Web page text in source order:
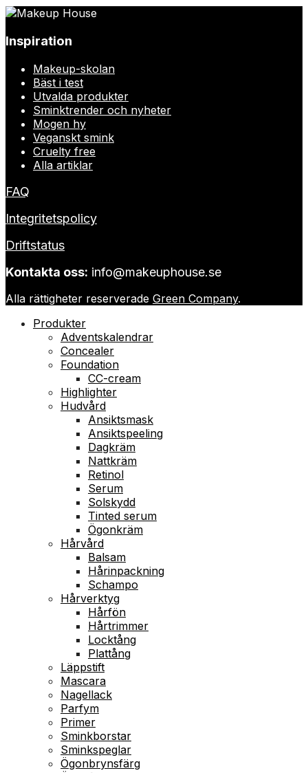
Inspiration
Makeup-skolan
Bäst i test
Utvalda produkter
Sminktrender och nyheter
Mogen hy
Veganskt smink
Cruelty free
Alla artiklar
FAQ
Integritetspolicy
Driftstatus
Kontakta oss: info@makeuphouse.se
Alla rättigheter reserverade Green Company.
Produkter
Adventskalendrar
Concealer
Foundation
CC-cream
Highlighter
Hudvård
Ansiktsmask
Ansiktspeeling
Dagkräm
Nattkräm
Retinol
Serum
Solskydd
Tinted serum
Ögonkräm
Hårvård
Balsam
Hårinpackning
Schampo
Hårverktyg
Hårfön
Hårtrimmer
Locktång
Plattång
Läppstift
Mascara
Nagellack
Parfym
Primer
Sminkborstar
Sminkspeglar
Ögonbrynsfärg